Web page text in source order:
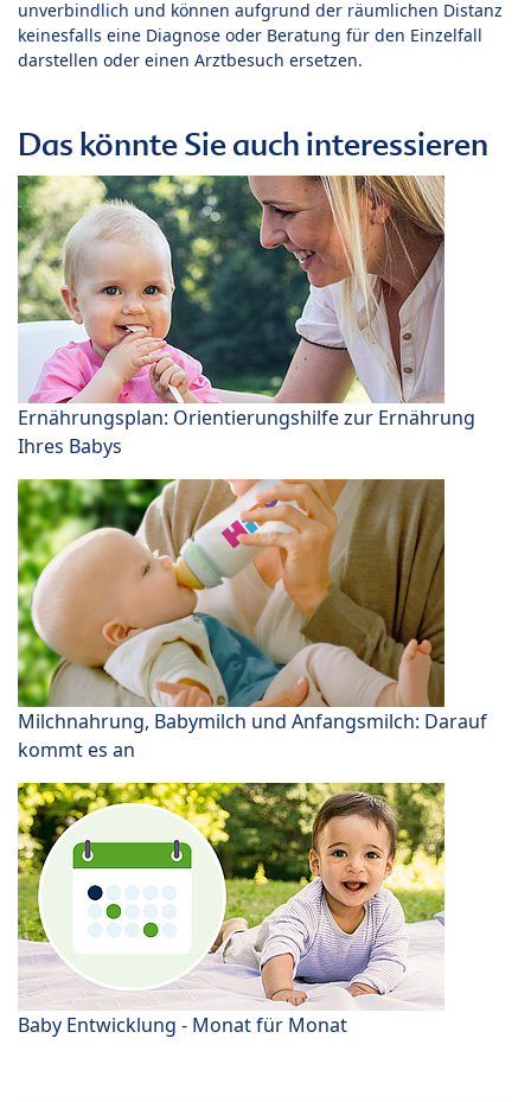
unverbindlich und können aufgrund der räumlichen Distanz
keinesfalls eine Diagnose oder Beratung für den Einzelfall
darstellen oder einen Arztbesuch ersetzen.
Das könnte Sie auch interessieren
Ernährungsplan: Orientierungshilfe zur Ernährung
Ihres Babys
Milchnahrung, Babymilch und Anfangsmilch: Darauf
kommt es an
Baby Entwicklung - Monat für Monat